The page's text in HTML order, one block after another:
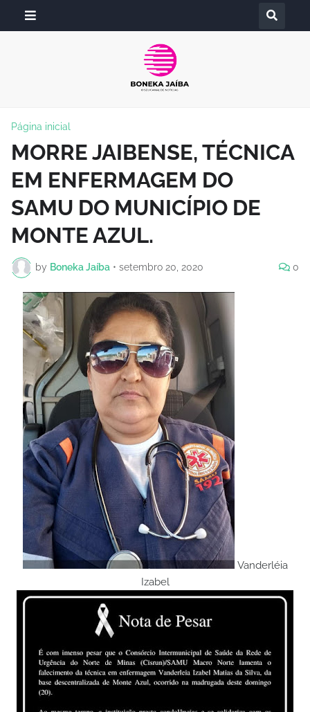
Página inicial
MORRE JAIBENSE, TÉCNICA
EM ENFERMAGEM DO
SAMU DO MUNICÍPIO DE
MONTE AZUL.
by Boneka Jaíba • setembro 20, 2020 0
Vanderléia
Izabel